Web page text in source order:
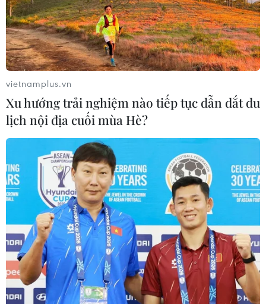
Tổng Bí thư, Chủ tịch nước: Cùng
xây dựng Cộng đồng ASEAN đoàn
kết, vững mạnh
Thủ tướng Thái Lan đề xuất 3 ưu tiên
cho tương lai ASEAN
04/08/2026 10:45
Xem thêm
vietnamplus.vn
Xu hướng trải nghiệm nào tiếp tục dẫn dắt du
lịch nội địa cuối mùa Hè?